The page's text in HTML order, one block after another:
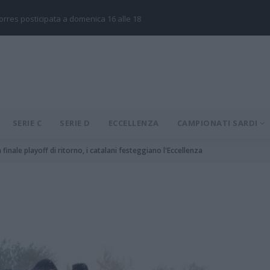
posticipata a domenica 16 alle 18
SERIE C SERIE D ECCELLENZA CAMPIONATI SARDI
playoff di ritorno, i catalani festeggiano l'Eccellenza